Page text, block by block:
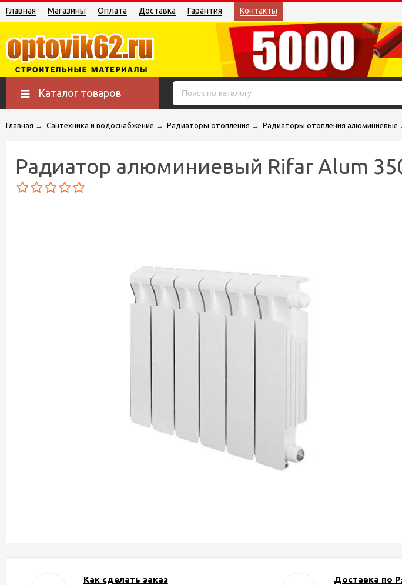
Главная Магазины Оплата Доставка Гарантия Контакты
Каталог товаров
Главная → Сантехника и водоснабжение → Радиаторы отопления → Радиаторы отопления алюминиевые
Радиатор алюминиевый Rifar Alum
Как сделать заказ
Доставка по